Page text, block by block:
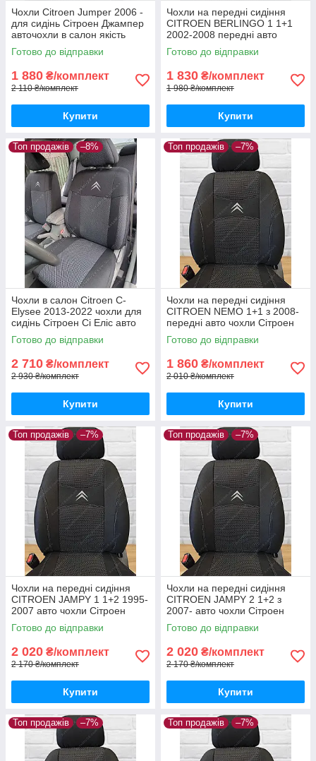
Чохли Citroen Jumper 2006 -
для сидінь Сітроен Джампер
авточохли в салон якість
Готово до відправки
1 880 ₴/комплект
2 110 ₴/комплект
Купити
Чохли на передні сидіння
CITROEN BERLINGO 1 1+1
2002-2008 передні авто
чохли Сітроен Берлінго 2002-
2008
Готово до відправки
1 830 ₴/комплект
1 980 ₴/комплект
Купити
Топ продажів –8%
Чохли в салон Citroen С-
Elysee 2013-2022 чохли для
сидінь Сітроен Сі Еліс авто
чохли Citroen С-Elysee
Готово до відправки
2 710 ₴/комплект
2 930 ₴/комплект
Купити
Топ продажів –7%
Чохли на передні сидіння
CITROEN NEMO 1+1 з 2008-
передні авто чохли Сітроен
НЕМО з 2008-
Готово до відправки
1 860 ₴/комплект
2 010 ₴/комплект
Купити
Топ продажів –7%
Чохли на передні сидіння
CITROEN JAMPY 1 1+2 1995-
2007 авто чохли Сітроен
Джампі 1995-2007
Готово до відправки
2 020 ₴/комплект
2 170 ₴/комплект
Купити
Топ продажів –7%
Чохли на передні сидіння
CITROEN JAMPY 2 1+2 з
2007- авто чохли Сітроен
Джампі з 2007-
Готово до відправки
2 020 ₴/комплект
2 170 ₴/комплект
Купити
Топ продажів –7% Топ продажів –7%